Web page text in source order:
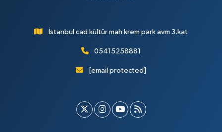
İstanbul cad kültür mah krem park avm 3.kat
05415258881
[email protected]